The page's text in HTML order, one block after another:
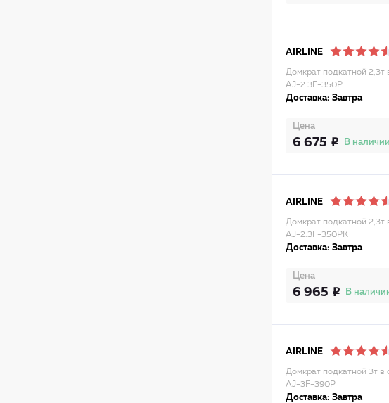
AIRLINE
Домкрат подкатной
AJ-2.3F-350P
Доставка: Завтра
Цена
6 675 В наличии
AIRLINE
Домкрат подкатной
AJ-2.3F-350PK
Доставка: Завтра
Цена
6 965 В
AIRLINE
Домкрат подкатной 3т
AJ-3F-390P
Доставка: Завтра